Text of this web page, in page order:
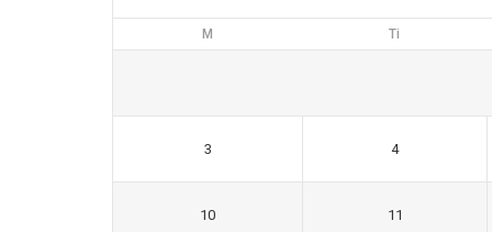
M Ti
3 4
10 11